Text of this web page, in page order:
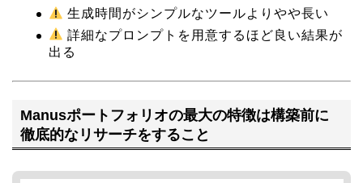
生成時間がシンプルなツールよりやや長い
詳細なプロンプトを用意するほど良い結果が
出る
Manusポートフォリオの最大の特徴は構築前に
徹底的なリサーチをすること